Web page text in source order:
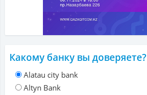
Какому банку вы доверяете?
Alatau city bank
Altyn Bank